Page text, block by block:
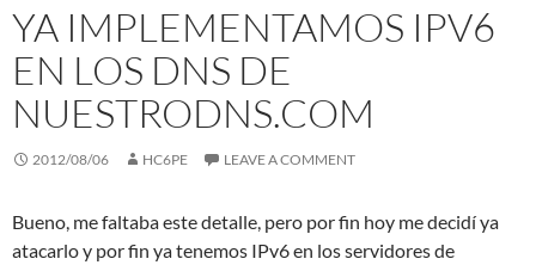
YA IMPLEMENTAMOS IPV6
EN LOS DNS DE
NUESTRODNS.COM
2012/08/06 HC6PE LEAVE A COMMENT
Bueno, me faltaba este detalle, pero por fin hoy me decidí ya
atacarlo y por fin ya tenemos IPv6 en los servidores de